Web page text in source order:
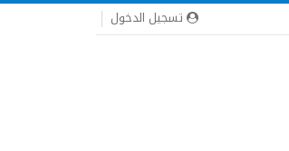
تسجيل الدخول